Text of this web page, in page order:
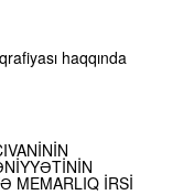
haqqında
MEMARLIQ İRSİ